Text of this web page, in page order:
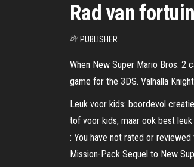
Rad van
By PUBLISHER
When New Super Mario Bros. 2
game for the 3DS. Valhalla
Leuk voor kids: boordevol
tof voor kids, maar ook best
: You have not rated or
Mission-Pack Sequel to New